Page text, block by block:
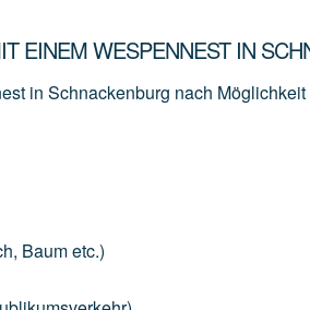
EINEM WESPENNEST IN
in Schnackenburg nach
Baumetc.)